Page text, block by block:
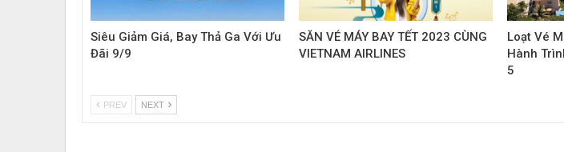
Siêu Giảm Giá, Bay Thả Ga Với Ưu
Đãi 9/9
SĂN VÉ MÁY BAY TẾT 2023 CÙNG
VIETNAM AIRLINES
Loạt Vé
Hành
5
PREV NEXT